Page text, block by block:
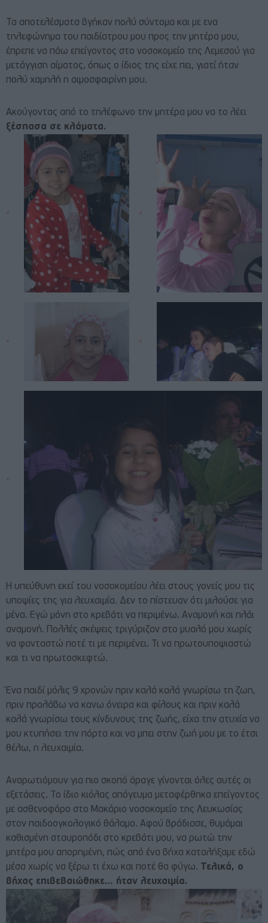
Τα αποτελέσματα βγήκαν πολύ σύντομα και με ενα
τηλεφώνημα του παιδίατρου μου προς την μητέρα μου,
έπρεπε να πάω επείγοντος στο νοσοκομείο της Λεμεσού για
μετάγγιση αίματος, όπως ο ίδιος της είχε πει, γιατί ήταν
πολύ χαμηλή η αιμοσφαιρίνη μου.
Ακούγοντας από το τηλέφωνο την μητέρα μου να το λέει
ξέσπασα σε κλάματα.
Η υπεύθυνη εκεί του νοσοκομείου λέει στους γονείς μου τις
υποψίες της για λευχαιμία. Δεν το πίστευαν ότι μιλούσε για
μένα. Εγώ μόνη στο κρεβάτι να περιμένω. Αναμονή και πλάι
αναμονή. Πολλές σκέψεις τριγύριζαν στο μυαλό μου χωρίς
να φανταστώ ποτέ τι με περιμένει. Τι να πρωτουποψιαστώ
και τι να πρωτοσκεφτώ.
Ένα παιδί μόλις 9 χρονών πριν καλά καλά γνωρίσω τη ζωη,
πριν προλάβω να κανω όνειρα και φίλους και πριν καλά
καλά γνωρίσω τους κίνδυνους της ζωής, είχα την ατυχία να
μου κτυπήσει την πόρτα και να μπει στην ζωή μου με το έτσι
θέλω, η λευχαιμία.
Αναρωτιόμουν για πιο σκοπό άραγε γίνονται όλες αυτές οι
εξετάσεις. Το ίδιο κιόλας απόγευμα μεταφέρθηκα επείγοντος
με ασθενοφόρο στο Μακάριο νοσοκομείο της Λευκωσίας
στον παιδοογκολογικό θάλαμο. Αφού βράδιασε, θυμάμαι
καθισμένη σταυροπόδι στο κρεβάτι μου, να ρωτώ την
μητέρα μου απορημένη, πώς από ένα βήχα καταλήξαμε εδώ
μέσα χωρίς να ξέρω τι έχω και ποτέ θα φύγω.
Τελικά, ο
βήχας επιβεβαιώθηκε… ήταν λευχαιμία.